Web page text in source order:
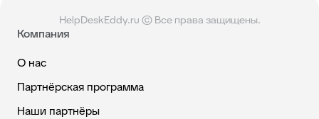
HelpDeskEddy.ru © Все права защищены.
Компания
О нас
Партнёрская программа
Наши партнёры